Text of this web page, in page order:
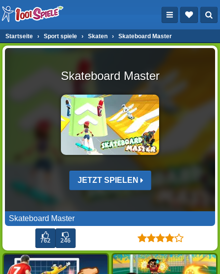
Startseite › Sport spiele › Skaten › Skateboard Master
Skateboard Master
JETZT SPIELEN
Skateboard Master
762 246